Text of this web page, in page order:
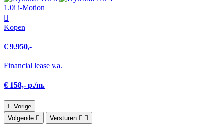
1.0i i-Motion
Kopen
€ 9.950,-
Financial lease v.a.
€ 158,- p./m.
Vorige
Volgende
Versturen